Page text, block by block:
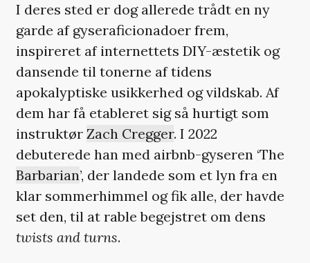
I deres sted er dog allerede trådt en ny
garde af gyseraficionadoer frem,
inspireret af internettets DIY-æstetik og
dansende til tonerne af tidens
apokalyptiske usikkerhed og vildskab. Af
dem har få etableret sig så hurtigt som
instruktør Zach Cregger. I 2022
debuterede han med airbnb-gyseren ‘The
Barbarian’, der landede som et lyn fra en
klar sommerhimmel og fik alle, der havde
set den, til at rable begejstret om dens
twists and turns.